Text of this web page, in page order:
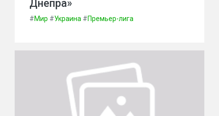
Днепра»
#Мир #Украина #Премьер-лига